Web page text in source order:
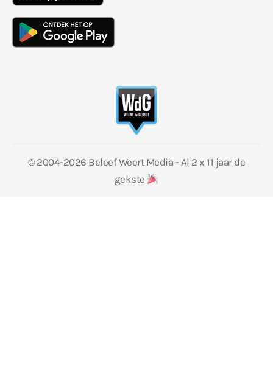
© 2004-2026 Beleef Weert Media - Al 2 x 11 jaar de
gekste